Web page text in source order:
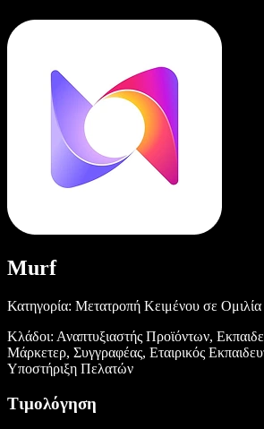
Murf
Κατηγορία: Μετατροπή Κειμένου σε Ομιλία
Κλάδοι: Αναπτυξιαστής Προϊόντων,
Μάρκετερ, Συγγραφέας, Εταιρικός
Υποστήριξη Πελατών
Τιμολόγηση